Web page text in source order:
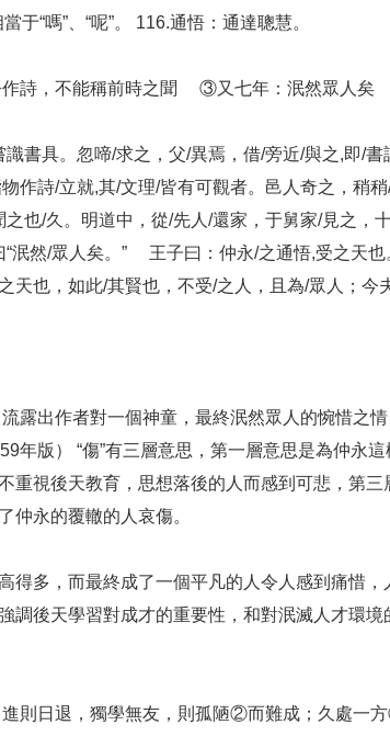
“嗎”、“呢”。 116.通悟：通達聰慧。
詩，不能稱前時之聞 ③又七年：泯然眾人矣
書具。忽啼/求之，父/異焉，借/旁近/與之,即/
作詩/立就,其/文理/皆有可觀者。邑人奇之，稍
也/久。明道中，從/先人/還家，于舅家/見之，
泯然/眾人矣。” 王子曰：仲永/之通悟,受之天
天也，如此/其賢也，不受/之人，且為/眾人；今
流露出作者對一個神童，最終泯然眾人的惋惜之
年版） “傷”有三層意思，第一層意思是為仲永
重視後天教育，思想落後的人而感到可悲，第
仲永的覆轍的人哀傷。
得多，而最終成了一個平凡的人令人感到痛惜
調後天學習對成才的重要性，和對泯滅人才環境
則日退，獨學無友，則孤陋②而難成；久處一